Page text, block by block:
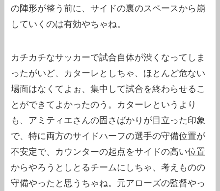
の陣形が整う前に、サイドの裏のスペースから崩
していくのは有効やちゃね。
カチカチなサッカーで試合自体が渋くなってしま
ったがいど、カターレとしちゃ、ほとんど危ない
場面はなくてよぉ、集中して試合を終わらせるこ
とができてよかったのう。カターレというより
も、アミティエさんの固さばかりが目立った印象
で、特に両方のサイドハーフの選手の守備位置が
不安定で、カウンターの起点をサイドの高い位置
からやろうとしとるチームにしちゃ、考えものの
守備やったと思うちゃね。元アローズの監督やっ